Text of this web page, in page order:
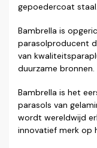
gepoedercoat staal.
Bambrella is
parasolproducent
van
duurzame bronnen.
Bambrella is het
parasols van
wordt wereldwijd
innovatief merk op